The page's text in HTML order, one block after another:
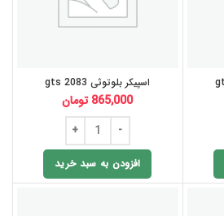
اسپیکر بلوتوثی gts 2083
865,000 تومان
افزودن به سبد خرید